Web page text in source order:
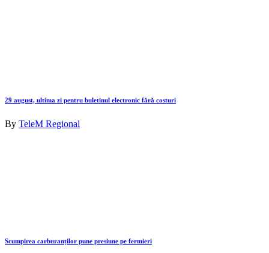
29 august, ultima zi pentru buletinul electronic fără costuri
By TeleM Regional
Scumpirea carburanților pune presiune pe fermieri